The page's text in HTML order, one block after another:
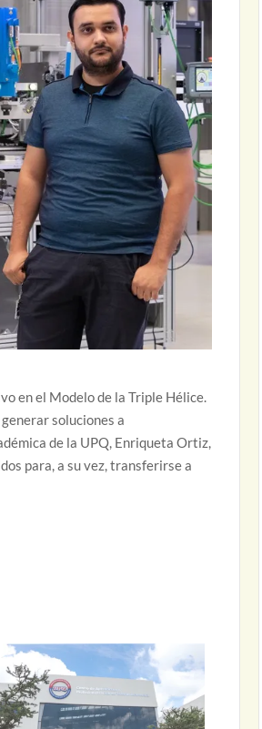
en el Modelo de la Triple Hélice.
soluciones a
de la UPQ, Enriqueta Ortiz,
para, a su vez, transferirse a